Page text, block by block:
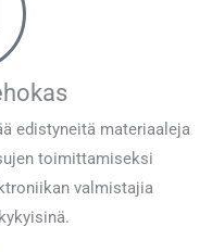
edistyneitä materiaaleja
toimittamiseksi
valmistajia